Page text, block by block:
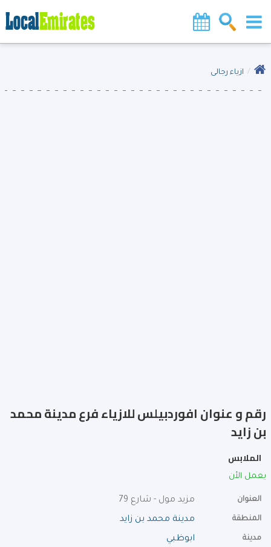
ازياء رجالى
رقم و عنوان افوردبيلس للازياء فرع مدينة محمد
بن زايد
الملابس
يعمل الأن
العنوان مزيد مول - شارع 79
المنطقة مدينة محمد بن زايد
مدينة ابوظبي